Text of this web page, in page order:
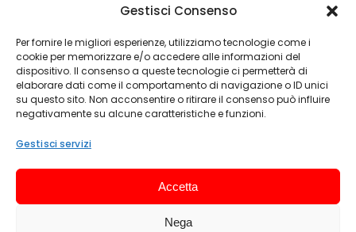
Gestisci Consenso
Per fornire le migliori esperienze, utilizziamo tecnologie come i
cookie per memorizzare e/o accedere alle informazioni del
dispositivo. Il consenso a queste tecnologie ci permetterà di
elaborare dati come il comportamento di navigazione o ID unici
su questo sito. Non acconsentire o ritirare il consenso può influire
negativamente su alcune caratteristiche e funzioni.
Gestisci servizi
Accetta
Nega
Chi siamo
Contattaci
Termini & Condizioni
Privacy policy